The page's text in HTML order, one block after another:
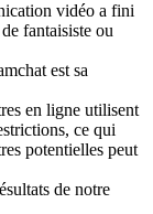
vidéo a fini
fantaisiste ou
est sa
en ligne utilisent
ce qui
potentielles peut
de notre